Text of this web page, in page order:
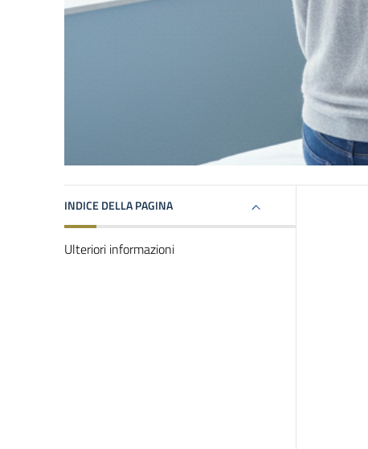
INDICE DELLA PAGINA
Ulteriori informazioni